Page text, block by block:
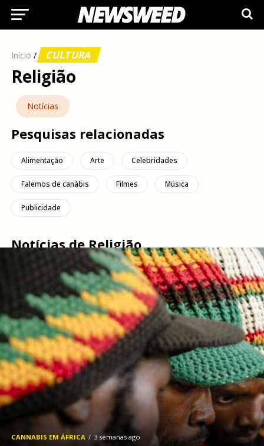
Início / CULTURA
Religião
Notícias
Pesquisas relacionadas
Alimentação Arte Celebridades
Falemos de canábis Filmes Música
Publicidade
Notícias de Religião
CANNABIS EM ÁFRICA 3 semanas ago